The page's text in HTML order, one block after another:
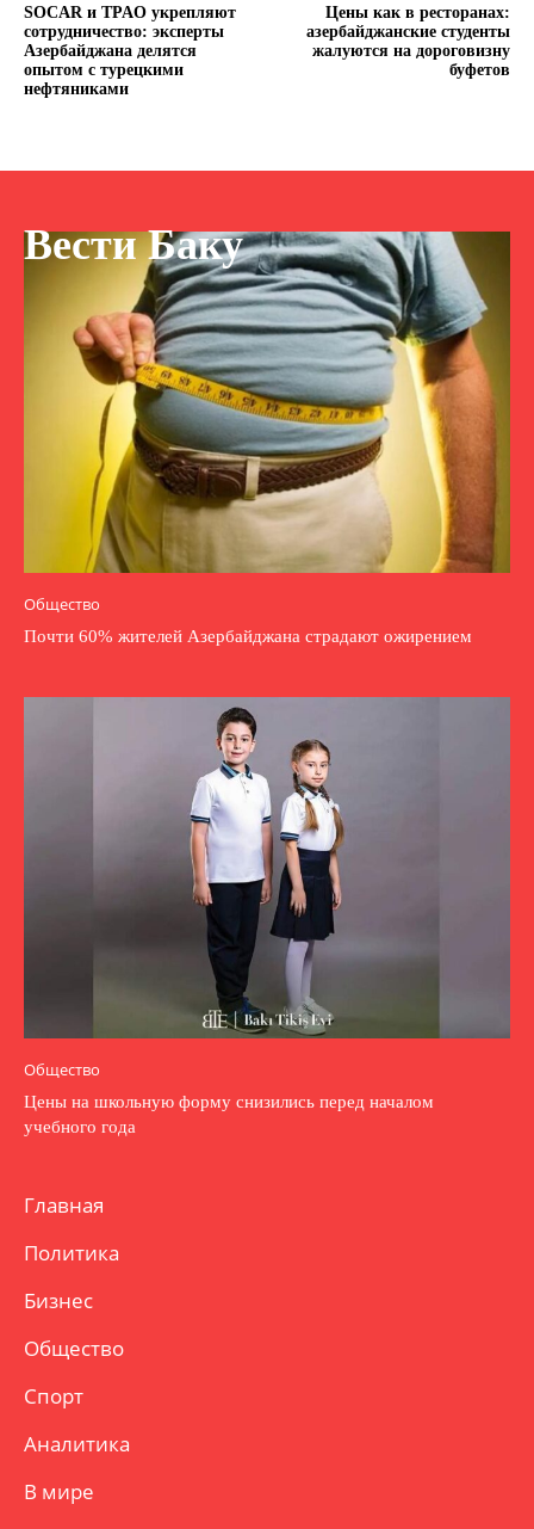
SOCAR и TPAO укрепляют
сотрудничество: эксперты
Азербайджана делятся
опытом с турецкими
нефтяниками
Цены как в ресторанах:
азербайджанские студенты
жалуются на дороговизну
буфетов
Вести Баку
Общество
Почти 60% жителей Азербайджана страдают ожирением
Общество
Цены на школьную форму снизились перед началом
учебного года
Главная
Политика
Бизнес
Общество
Спорт
Аналитика
В мире